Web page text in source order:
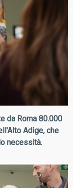
da Roma 80.000
Adige, che
necessità.